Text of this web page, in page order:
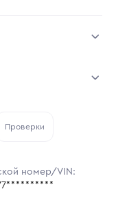
Проверки
номер/VIN: